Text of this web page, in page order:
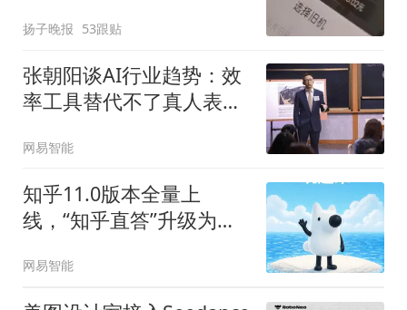
扬子晚报 53跟贴
张朝阳谈AI行业趋势：效
率工具替代不了真人表达
网易智能
知乎11.0版本全量上
线，“知乎直答”升级为智
网易智能